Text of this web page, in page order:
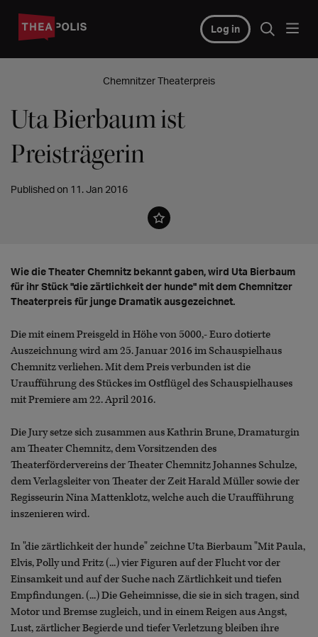
Log in
Chemnitzer Theaterpreis
Uta Bierbaum ist
Preisträgerin
Published on 11. Jan 2016
Wie die Theater Chemnitz bekannt gaben, wird Uta Bierbaum
für ihr Stück "die zärtlichkeit der hunde" mit dem Chemnitzer
Theaterpreis für junge Dramatik ausgezeichnet.
Die mit einem Preisgeld in Höhe von 5000,- Euro dotierte
Auszeichnung wird am 25. Januar 2016 im Schauspielhaus
Chemnitz verliehen. Mit dem Preis verbunden ist die
Uraufführung des Stückes im Ostflügel des Schauspielhauses
mit Premiere am 22. April 2016.
Die Jury setze sich zusammen aus Kathrin Brune, Dramaturgin
am Theater Chemnitz, dem Vorsitzenden des
Theaterfördervereins der Theater Chemnitz Johannes Schulze,
dem Verlagsleiter von Theater der Zeit Harald Müller sowie der
Regisseurin Nina Mattenklotz, welche auch die Uraufführung
inszenieren wird.
In "die zärtlichkeit der hunde" zeichne Uta Bierbaum "Mit Paula,
Elvis, Polly und Fritz (...) vier Figuren auf der Flucht vor der
Einsamkeit und auf der Suche nach Zärtlichkeit und tiefen
Empfindungen. (...) Die Geheimnisse, die sie in sich tragen, sind
Motor und Bremse zugleich, und in einem Reigen aus Angst,
Lust, zärtlicher Begierde und tiefer Verletzung bleiben ihre